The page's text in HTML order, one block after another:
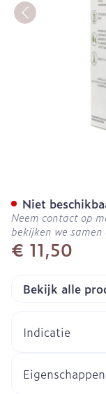
€ 11,50
Niet
Neem contact op
bekijken we
Bekijk alle
Indicatie
Eigenschappen